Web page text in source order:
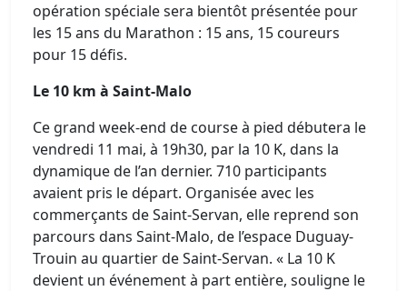
opération spéciale sera bientôt présentée pour
les 15 ans du Marathon : 15 ans, 15 coureurs
pour 15 défis.
Le 10 km à Saint-Malo
Ce grand week-end de course à pied débutera le
vendredi 11 mai, à 19h30, par la 10 K, dans la
dynamique de l’an dernier. 710 participants
avaient pris le départ. Organisée avec les
commerçants de Saint-Servan, elle reprend son
parcours dans Saint-Malo, de l’espace Duguay-
Trouin au quartier de Saint-Servan. « La 10 K
devient un événement à part entière, souligne le